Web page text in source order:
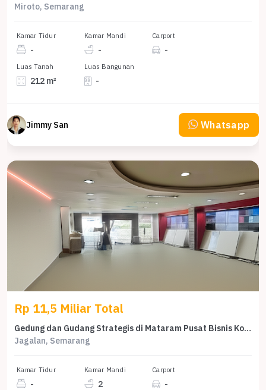
Miroto, Semarang
Kamar Tidur
-
Kamar Mandi
-
Carport
-
Luas Tanah
212 m²
Luas Bangunan
-
Jimmy San Whatsapp
Rp 11,5 Miliar Total
Gedung dan Gudang Strategis di Mataram Pusat Bisnis Kota Semarang
Jagalan, Semarang
Kamar Tidur
-
Kamar Mandi
2
Carport
-